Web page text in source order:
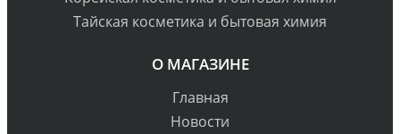
Тайская косметика и бытовая химия
О МАГАЗИНЕ
Главная
Новости